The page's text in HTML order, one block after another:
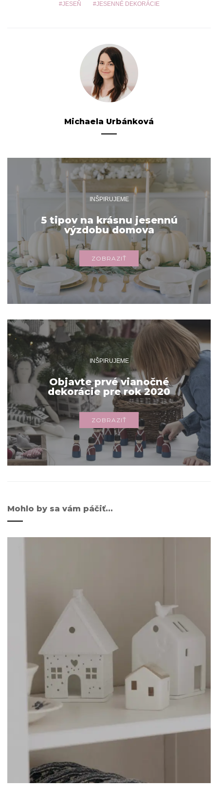
JESEŇ JESENNÉ DEKORÁCIE
Michaela Urbánková
INŠPIRUJEME
5 tipov na krásnu jesennú
výzdobu domova
ZOBRAZIŤ
INŠPIRUJEME
Objavte prvé vianočné
dekorácie pre rok 2020
ZOBRAZIŤ
Mohlo by sa vám páčiť...